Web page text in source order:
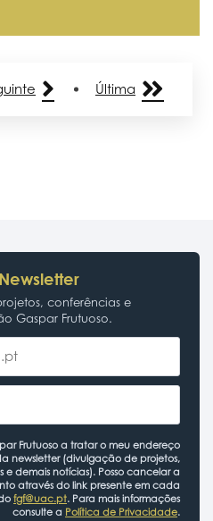
Última
conferências e
Gaspar Frutuoso.
Frutuoso a tratar o meu endereço
newsletter (divulgação de projetos,
e demais notícias). Posso cancelar a
através do link presente em cada
fgf@uac.pt. Para mais informações
consulte a Política de Privacidade.